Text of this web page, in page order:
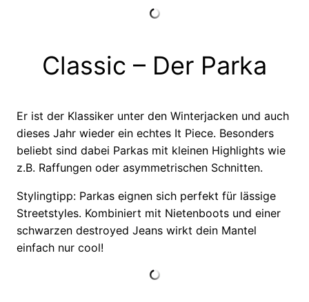
Classic – Der Parka
Er ist der Klassiker unter den Winterjacken und auch
dieses Jahr wieder ein echtes It Piece. Besonders
beliebt sind dabei Parkas mit kleinen Highlights wie
z.B. Raffungen oder asymmetrischen Schnitten.
Stylingtipp: Parkas eignen sich perfekt für lässige
Streetstyles. Kombiniert mit Nietenboots und einer
schwarzen destroyed Jeans wirkt dein Mantel
einfach nur cool!